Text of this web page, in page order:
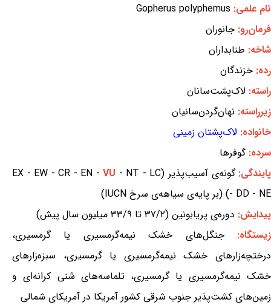
نام علمی: Gopherus polyphemus
فرمان‌رو: جانوران
شاخه: طنابداران
رده: خزندگان
راسته: لاک‌پشت‌سانان
زیرراسته: نهان‌گردن‌سانیان
خانواده: لاک‌پشتان زمینی
سرده:گوفرها
پایندگی:گونه‌ی آسیب‌پذیر (EX - EW - CR - EN - VU - NT - LC
- DD - NE) (بر پایه‌ی سیاهه‌ی سرخ IUCN)
پیدایش: دوره‌ی پریابونین (۳۷/۲ تا ۳۳/۹ میلیون سال پیش)
زیستگاه:جنگل‌های خشک نیمه‌گرمسیری یا گرمسیری،
درختچه‌زارهای خشک نیمه‌گرمسیری یا گرمسیری، سبزه‌زارهای
خشک نیمه‌گرمسیری یا گرمسیری، تلماسه‌های شنی کرانه‌ای و
زمین‌های کشت‌پذیر جنوب شرقی کشور آمریکا در آمریکای شمالی